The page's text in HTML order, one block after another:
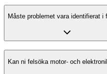
Måste problemet vara identifierat i
Kan ni felsöka motor- och